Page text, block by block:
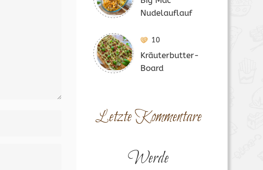
Nudelauflauf
10
Kräuterbutter-
Board
Letzte Kommentare
Werde